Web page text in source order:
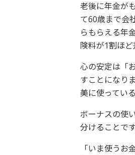
老後に年金が
て60歳まで会
らもらえる年
険料が1割ほど
心の安定は「
すことになり
美に使ってい
ボーナスの使
分けることです
「いま使う